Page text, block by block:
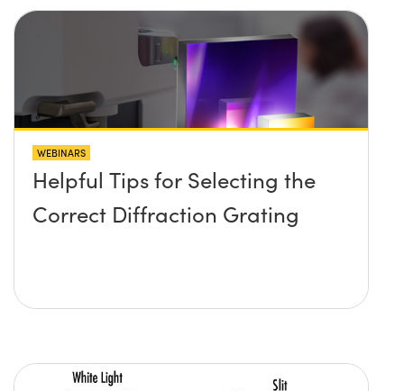
WEBINARS
Helpful Tips for Selecting the
Correct Diffraction Grating